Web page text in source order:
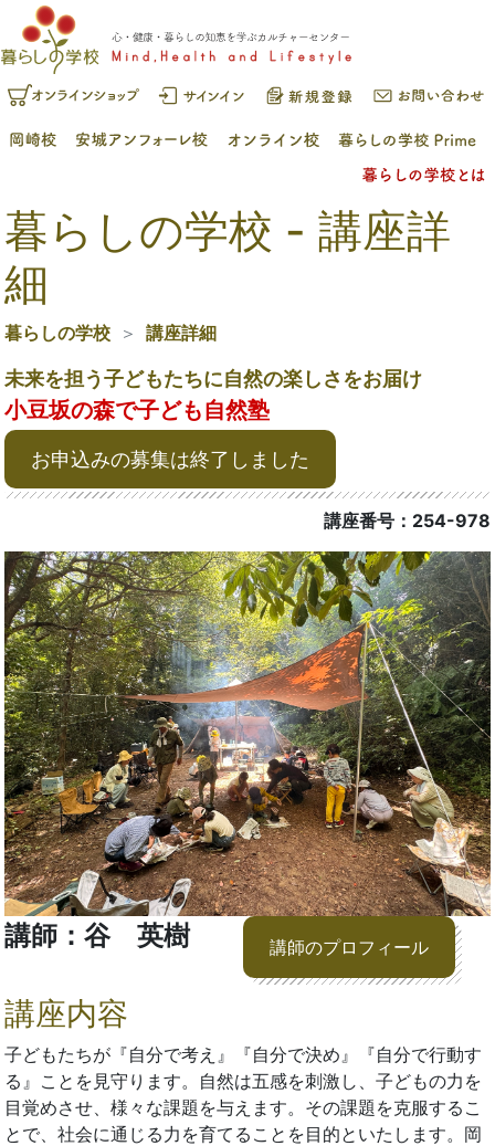
暮らしの学校 - 講座詳
細
暮らしの学校 講座詳細
未来を担う子どもたちに自然の楽しさをお届け
小豆坂の森で子ども自然塾
お申込みの募集は終了しました
講座番号：254-978
講師：谷 英樹 講師のプロフィール
講座内容
子どもたちが『自分で考え』『自分で決め』『自分で行動す
る』ことを見守ります。自然は五感を刺激し、子どもの力を
目覚めさせ、様々な課題を与えます。その課題を克服するこ
とで、社会に通じる力を育てることを目的といたします。岡